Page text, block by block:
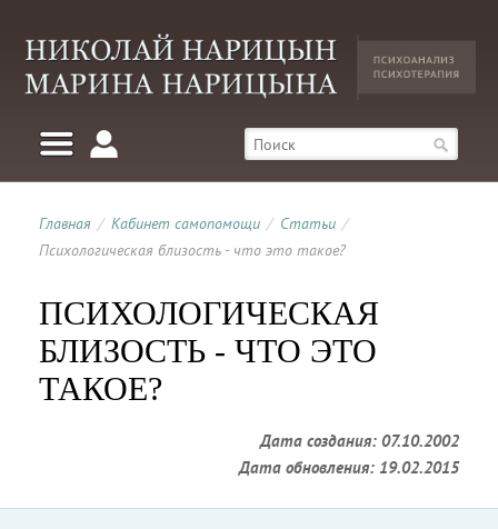
Главная / Кабинет самопомощи / Статьи /
Психологическая близость - что это такое?
ПСИХОЛОГИЧЕСКАЯ
БЛИЗОСТЬ - ЧТО ЭТО
ТАКОЕ?
Дата создания: 07.10.2002
Дата обновления: 19.02.2015